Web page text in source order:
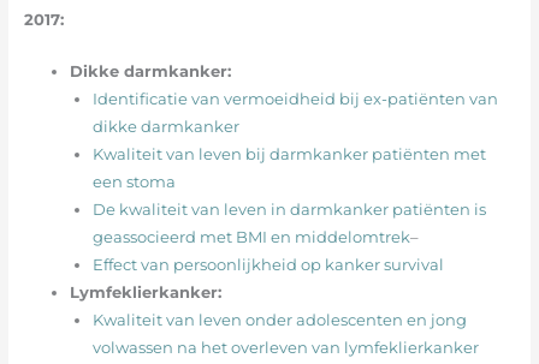
2017:
Dikke darmkanker:
Identificatie van vermoeidheid bij ex-patiënten van
dikke darmkanker
Kwaliteit van leven bij darmkanker patiënten met
een stoma
De kwaliteit van leven in darmkanker patiënten is
geassocieerd met BMI en middelomtrek–
Effect van persoonlijkheid op kanker survival
Lymfeklierkanker:
Kwaliteit van leven onder adolescenten en jong
volwassen na het overleven van lymfeklierkanker